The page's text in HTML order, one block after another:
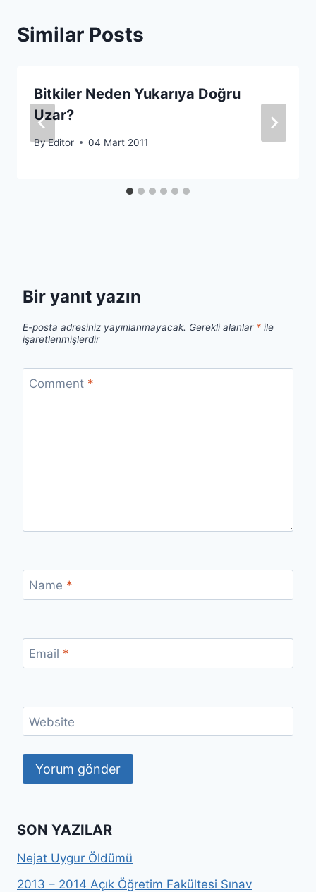
Similar Posts
Bitkiler Neden Yukarıya Doğru
Uzar?
ByEditor 04 Mart 2011
Bir yanıt yazın
E-posta adresiniz yayınlanmayacak. Gerekli alanlar * ile
işaretlenmişlerdir
Comment *
Name *
Email *
Website
SON YAZILAR
Nejat Uygur Öldümü
2013 – 2014 Açık Öğretim Fakültesi Sınav